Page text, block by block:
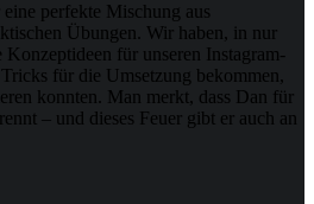
perfekte Mischung aus
Übungen. Wir haben, in nur
Konzeptideen für unseren Instagram-
für die Umsetzung bekommen,
konnten. Man merkt, dass Dan für
– und dieses Feuer gibt er auch an